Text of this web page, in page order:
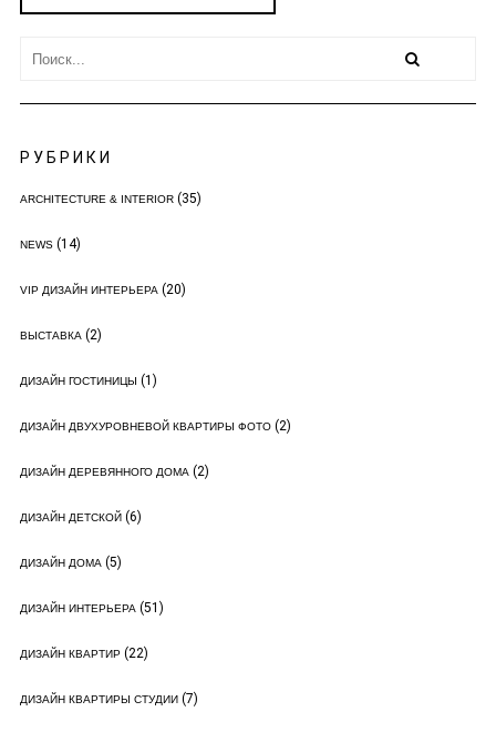
РУБРИКИ
ARCHITECTURE & INTERIOR(35)
NEWS(14)
VIP ДИЗАЙН ИНТЕРЬЕРА(20)
ВЫСТАВКА(2)
ДИЗАЙН ГОСТИНИЦЫ (1)
ДИЗАЙН ДВУХУРОВНЕВОЙ КВАРТИРЫ ФОТО(2)
ДИЗАЙН ДЕРЕВЯННОГО ДОМА(2)
ДИЗАЙН ДЕТСКОЙ(6)
ДИЗАЙН ДОМА(5)
ДИЗАЙН ИНТЕРЬЕРА(51)
ДИЗАЙН КВАРТИР(22)
ДИЗАЙН КВАРТИРЫ СТУДИИ(7)